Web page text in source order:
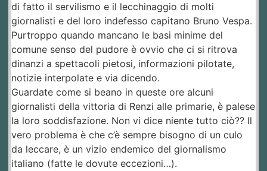
di fatto il servilismo e il lecchinaggio di molti
giornalisti e del loro indefesso capitano Bruno Vespa.
Purtroppo quando mancano le basi minime del
comune senso del pudore è ovvio che ci si ritrova
dinanzi a spettacoli pietosi, informazioni pilotate,
notizie interpolate e via dicendo.
Guardate come si beano in queste ore alcuni
giornalisti della vittoria di Renzi alle primarie, è palese
la loro soddisfazione. Non vi dice niente tutto ciò?? Il
vero problema è che c’è sempre bisogno di un culo
da leccare, è un vizio endemico del giornalismo
italiano (fatte le dovute eccezioni…).